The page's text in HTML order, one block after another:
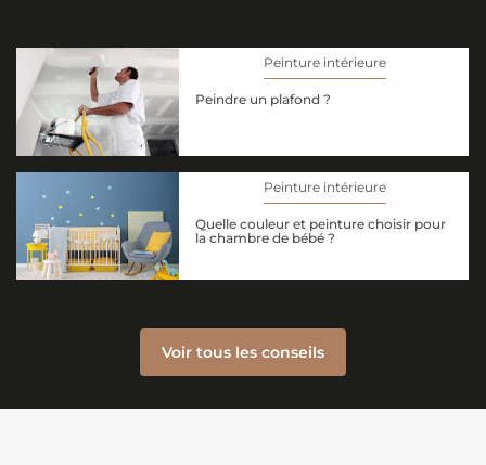
Peinture intérieure
Peindre un plafond ?
Peinture intérieure
Quelle couleur et peinture choisir pour
la chambre de bébé ?
Voir tous les conseils